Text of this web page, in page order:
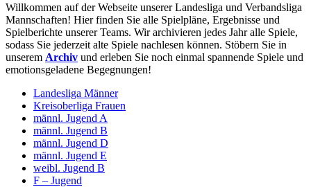
Willkommen auf der Webseite unserer Landesliga und Verbandsliga
Mannschaften! Hier finden Sie alle Spielpläne, Ergebnisse und
Spielberichte unserer Teams. Wir archivieren jedes Jahr alle Spiele,
sodass Sie jederzeit alte Spiele nachlesen können. Stöbern Sie in
unserem Archiv und erleben Sie noch einmal spannende Spiele und
emotionsgeladene Begegnungen!
Landesliga Männer
Kreisoberliga Frauen
männl. Jugend A
männl. Jugend B
männl. Jugend D
männl. Jugend E
weibl. Jugend B
F – Jugend